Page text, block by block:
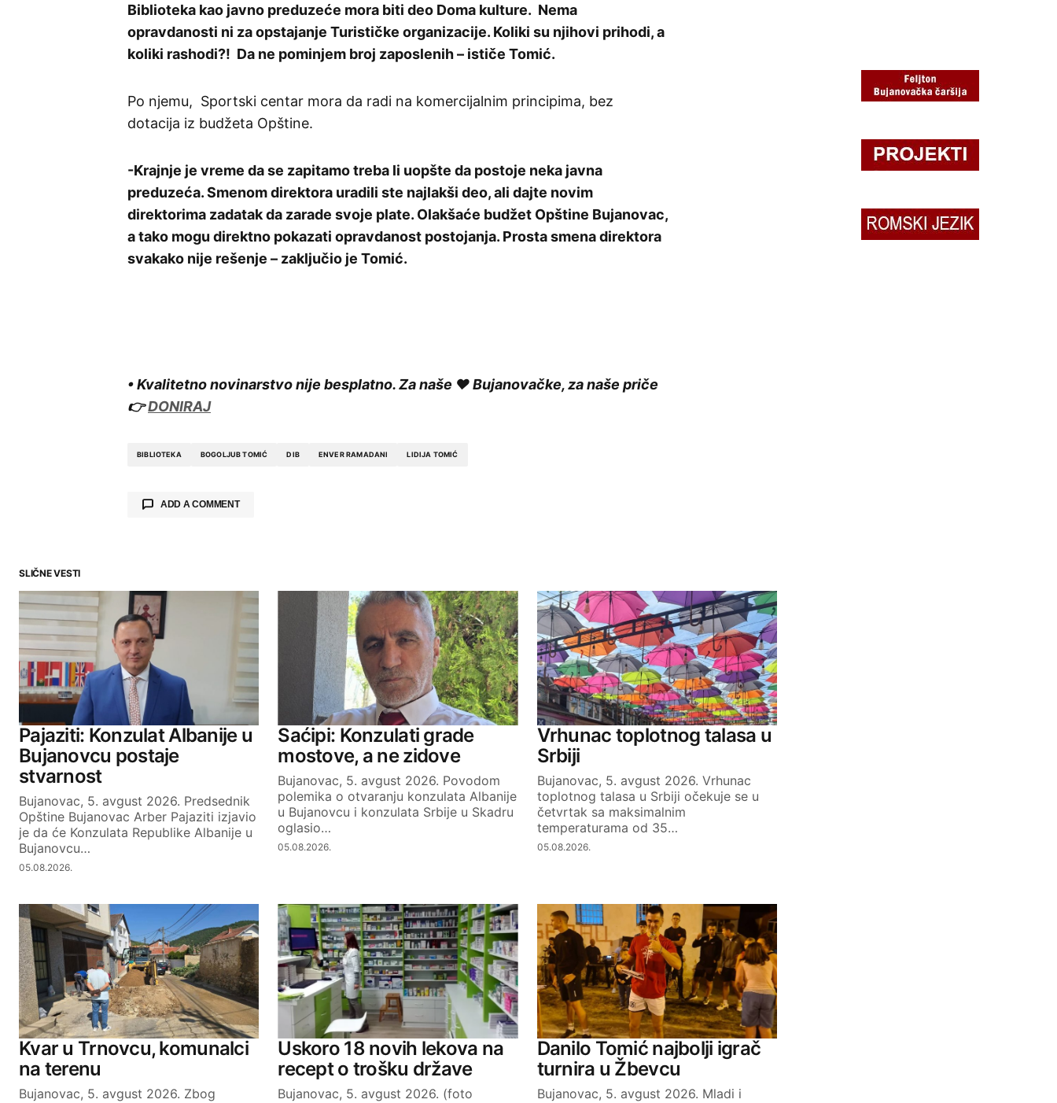
Biblioteka kao javno preduzeće mora biti deo Doma kulture. Nema
opravdanosti ni za opstajanje Turističke organizacije. Koliki su njihovi prihodi, a
koliki rashodi?! Da ne pominjem broj zaposlenih – ističe Tomić.
Po njemu, Sportski centar mora da radi na komercijalnim principima, bez
dotacija iz budžeta Opštine.
-Krajnje je vreme da se zapitamo treba li uopšte da postoje neka javna
preduzeća. Smenom direktora uradili ste najlakši deo, ali dajte novim
direktorima zadatak da zarade svoje plate. Olakšaće budžet Opštine Bujanovac,
a tako mogu direktno pokazati opravdanost postojanja. Prosta smena direktora
svakako nije rešenje – zaključio je Tomić.
• Kvalitetno novinarstvo nije besplatno. Za naše ❤️ Bujanovačke, za naše priče
👉DONIRAJ
BIBLIOTEKA BOGOLJUB TOMIĆ DIB ENVER RAMADANI LIDIJA TOMIĆ
ADD A COMMENT
Comment
Your Name Your E-mail
SLIČNE VESTI
Pajaziti: Konzulat Albanije u
Bujanovcu postaje
stvarnost
Bujanovac, 5. avgust 2026. Predsednik
Opštine Bujanovac Arber Pajaziti izjavio
je da će Konzulata Republike Albanije u
Bujanovcu…
05.08.2026.
Saćipi: Konzulati grade
mostove, a ne zidove
Bujanovac, 5. avgust 2026. Povodom
polemika o otvaranju konzulata Albanije
u Bujanovcu i konzulata Srbije u Skadru
oglasio…
05.08.2026.
Vrhunac toplotnog talasa u
Srbiji
Bujanovac, 5. avgust 2026. Vrhunac
toplotnog talasa u Srbiji očekuje se u
četvrtak sa maksimalnim
temperaturama od 35…
05.08.2026.
Kvar u Trnovcu, komunalci
na terenu
Bujanovac, 5. avgust 2026. Zbog
Uskoro 18 novih lekova na
recept o trošku države
Bujanovac, 5. avgust 2026. (foto
Danilo Tomić najbolji igrač
turnira u Žbevcu
Bujanovac, 5. avgust 2026. Mladi i